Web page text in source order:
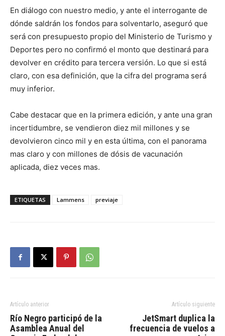
En diálogo con nuestro medio, y ante el interrogante de
dónde saldrán los fondos para solventarlo, aseguró que
será con presupuesto propio del Ministerio de Turismo y
Deportes pero no confirmó el monto que destinará para
devolver en crédito para tercera versión. Lo que si está
claro, con esa definición, que la cifra del programa será
muy inferior.
Cabe destacar que en la primera edición, y ante una gran
incertidumbre, se vendieron diez mil millones y se
devolvieron cinco mil y en esta última, con el panorama
mas claro y con millones de dósis de vacunación
aplicada, diez veces mas.
ETIQUETAS Lammens previaje
Artículo anterior
Río Negro participó de la
Asamblea Anual del
Artículo siguiente
JetSmart duplica la
frecuencia de vuelos a